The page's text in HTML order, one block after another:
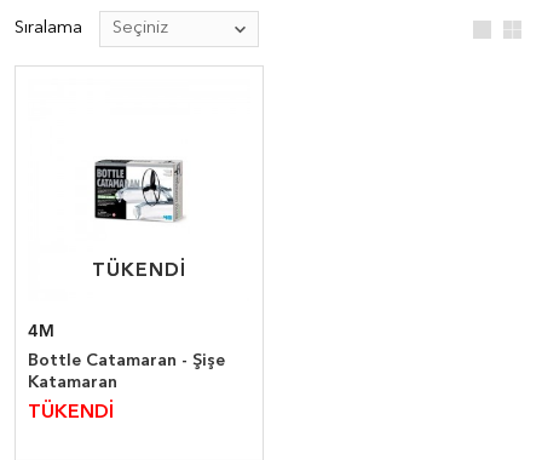
Sıralama
TÜKENDİ
TÜKENDİ
4M
Bottle Catamaran - Şişe
Katamaran
TÜKENDİ